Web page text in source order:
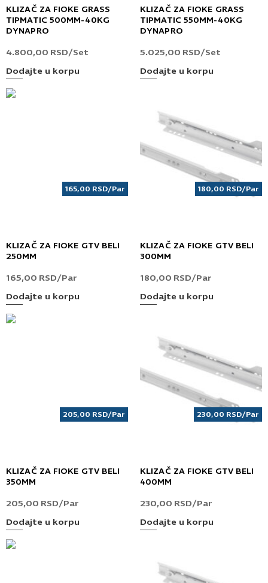
KLIZAČ ZA FIOKE GRASS
TIPMATIC 500MM-40KG
DYNAPRO
4.800,00 RSD/Set
Dodajte u korpu
KLIZAČ ZA FIOKE GRASS
TIPMATIC 550MM-40KG
DYNAPRO
5.025,00 RSD/Set
Dodajte u korpu
165,00 RSD/Par
KLIZAČ ZA FIOKE GTV BELI
250MM
165,00 RSD/Par
Dodajte u korpu
180,00 RSD/Par
KLIZAČ ZA FIOKE GTV BELI
300MM
180,00 RSD/Par
Dodajte u korpu
205,00 RSD/Par
KLIZAČ ZA FIOKE GTV BELI
350MM
205,00 RSD/Par
Dodajte u korpu
230,00 RSD/Par
KLIZAČ ZA FIOKE GTV BELI
400MM
230,00 RSD/Par
Dodajte u korpu